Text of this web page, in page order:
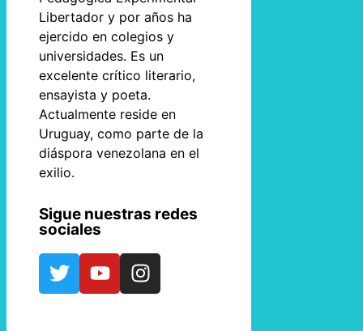
Libertador y por años ha
ejercido en colegios y
universidades. Es un
excelente crítico literario,
ensayista y poeta.
Actualmente reside en
Uruguay, como parte de la
diáspora venezolana en el
exilio.
Sigue nuestras redes
sociales